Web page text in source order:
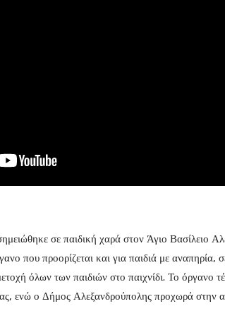
σε παιδική χαρά στον Άγιο Βασίλειο
που προορίζεται και για παιδιά με αναπηρία,
όλων των παιδιών στο παιχνίδι. Το όργανο
ενώ ο Δήμος Αλεξανδρούπολης προχωρά στην